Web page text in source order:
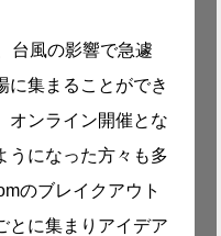
台風の影響で急遽
に集まることができ
オンライン開催とな
うになった方々も多
のブレイクアウト
とに集まりアイデア